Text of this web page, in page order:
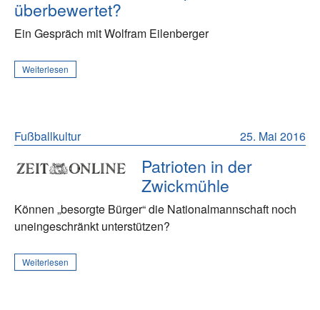
überbewertet?
Ein Gespräch mit Wolfram Eilenberger
Weiterlesen
25. Mai 2016
Fußballkultur
Patrioten in der
Zwickmühle
Können „besorgte Bürger“ die Nationalmannschaft noch
uneingeschränkt unterstützen?
Weiterlesen